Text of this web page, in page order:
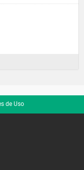
de Uso